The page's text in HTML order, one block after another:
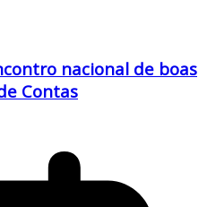
nacional de boas
Contas